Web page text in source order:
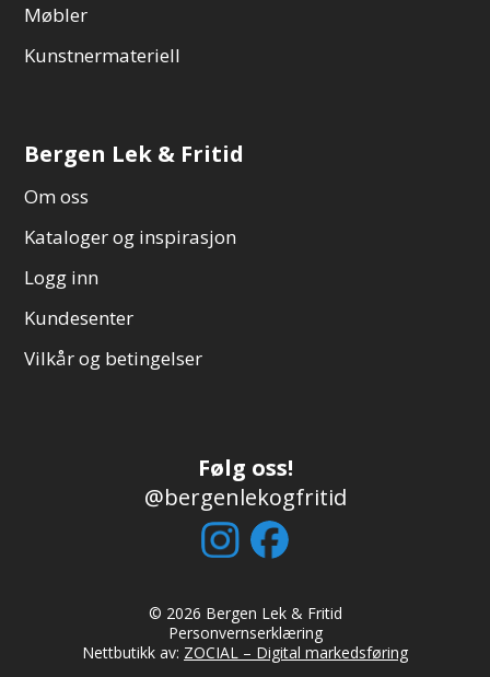
Møbler
Kunstnermateriell
Bergen Lek & Fritid
Om oss
Kataloger og inspirasjon
Logg inn
Kundesenter
Vilkår og betingelser
Følg oss!
@bergenlekogfritid
© 2026 Bergen Lek & Fritid
Personvernserklæring
Nettbutikk av: ZOCIAL – Digital markedsføring